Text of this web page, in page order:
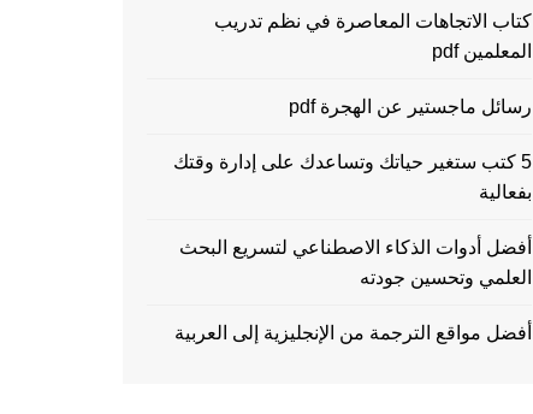
كتاب الاتجاهات المعاصرة في نظم تدريب
المعلمين pdf
رسائل ماجستير عن الهجرة pdf
5 كتب ستغير حياتك وتساعدك على إدارة وقتك
بفعالية
أفضل أدوات الذكاء الاصطناعي لتسريع البحث
العلمي وتحسين جودته
أفضل مواقع الترجمة من الإنجليزية إلى العربية